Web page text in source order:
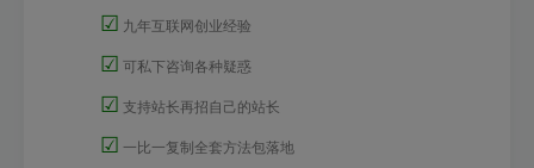
☑ 九年互联网创业经验
☑ 可私下咨询各种疑惑
☑ 支持站长再招自己的站长
☑ 一比一复制全套方法包落地